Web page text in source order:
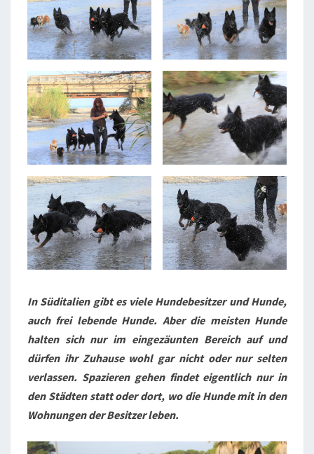
In Süditalien gibt es viele Hundebesitzer und Hunde,
auch frei lebende Hunde. Aber die meisten Hunde
halten sich nur im eingezäunten Bereich auf und
dürfen ihr Zuhause wohl gar nicht oder nur selten
verlassen. Spazieren gehen findet eigentlich nur in
den Städten statt oder dort, wo die Hunde mit in den
Wohnungen der Besitzer leben.